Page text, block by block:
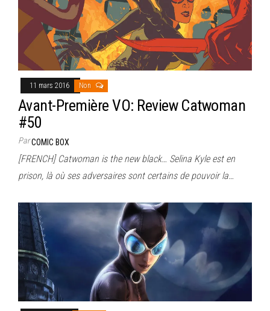
11 mars 2016 Non
Avant-Première VO: Review Catwoman
#50
ParCOMIC BOX
[FRENCH] Catwoman is the new black… Selina Kyle est en
prison, là où ses adversaires sont certains de pouvoir la…